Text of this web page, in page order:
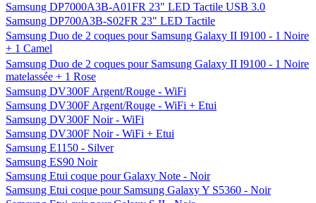
Samsung DP7000A3B-A01FR 23" LED Tactile USB 3.0
Samsung DP700A3B-S02FR 23" LED Tactile
Samsung Duo de 2 coques pour Samsung Galaxy II I9100 - 1 Noire
+ 1 Camel
Samsung Duo de 2 coques pour Samsung Galaxy II I9100 - 1 Noire
matelassée + 1 Rose
Samsung DV300F Argent/Rouge - WiFi
Samsung DV300F Argent/Rouge - WiFi + Etui
Samsung DV300F Noir - WiFi
Samsung DV300F Noir - WiFi + Etui
Samsung E1150 - Silver
Samsung ES90 Noir
Samsung Etui coque pour Galaxy Note - Noir
Samsung Etui coque pour Samsung Galaxy Y S5360 - Noir